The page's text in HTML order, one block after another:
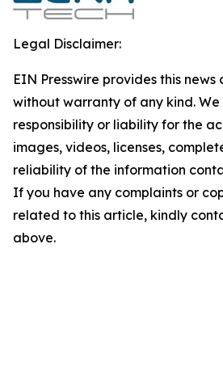
Legal Disclaimer:
EIN Presswire provides this news
without warranty of any kind.
responsibility or liability for the
images, videos, licenses,
reliability of the information
If you have any complaints or
related to this article, kindly
above.